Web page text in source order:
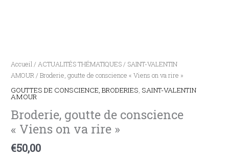
Accueil / ACTUALITÉS THÉMATIQUES / SAINT-VALENTIN
AMOUR / Broderie, goutte de conscience « Viens on va rire »
GOUTTES DE CONSCIENCE, BRODERIES, SAINT-VALENTIN
AMOUR
Broderie, goutte de conscience
« Viens on va rire »
€50,00